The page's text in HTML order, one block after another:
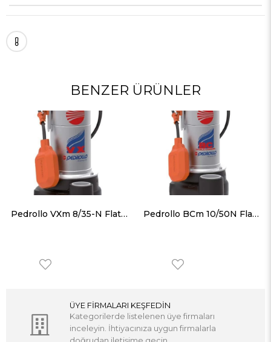
BENZER ÜRÜNLER
Pedrollo VXm 8/35-N Flatörlü Paslanmaz Gövdeli Foseptik Dalgıç Pompa Pedrollo BCm 10/50N Flatörlü Paslanmaz Gövdeli Foseptik Dalgıç Pompa
ÜYE FİRMALARI KEŞFEDİN
Kategorilerde listelenen üye firmaları
inceleyin. İhtiyacınıza uygun firmalarla